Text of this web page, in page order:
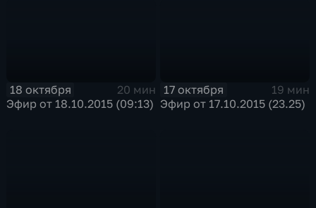
18 октября
20 мин
Эфир от 18.10.2015 (09:13)
17 октября
19 мин
Эфир от 17.10.2015 (23.25)